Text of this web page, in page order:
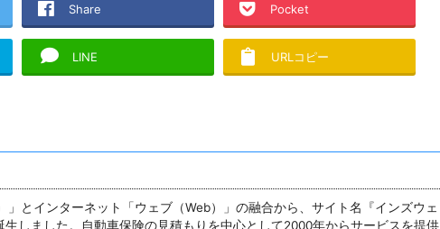
Share Pocket
LINE URLコピー
」とインターネット「ウェブ（Web）」の融合から、サイト名『インズウェ
生しました。自動車保険の見積もりを中心として2000年からサービスを提供